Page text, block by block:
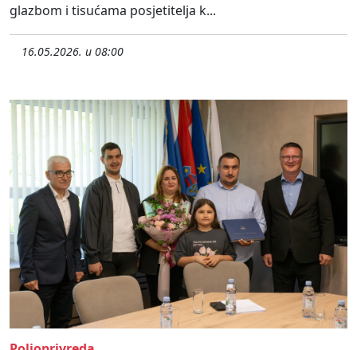
glazbom i tisućama posjetitelja k...
16.05.2026. u 08:00